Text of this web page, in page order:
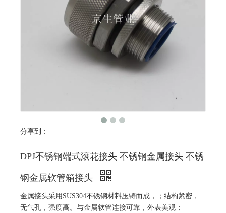
分享到：
DPJ不锈钢端式滚花接头 不锈钢金属接头 不锈
钢金属软管箱接头
金属接头采用SUS304不锈钢材料压铸而成，；结构紧密，
无气孔，强度高。与金属软管连接可靠，外表美观；